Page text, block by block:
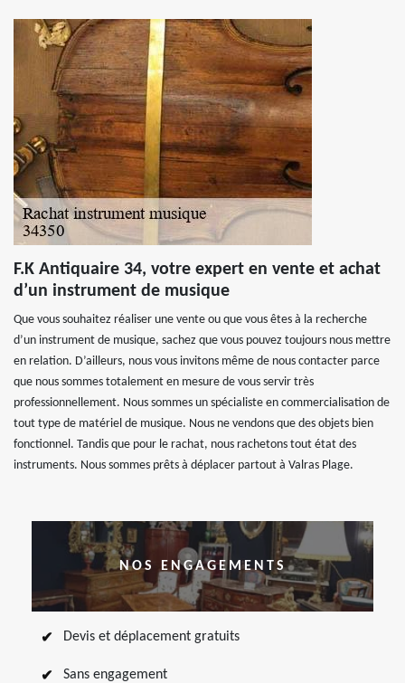
F.K Antiquaire 34, votre expert en vente et achat
d’un instrument de musique
Que vous souhaitez réaliser une vente ou que vous êtes à la recherche
d’un instrument de musique, sachez que vous pouvez toujours nous mettre
en relation. D’ailleurs, nous vous invitons même de nous contacter parce
que nous sommes totalement en mesure de vous servir très
professionnellement. Nous sommes un spécialiste en commercialisation de
tout type de matériel de musique. Nous ne vendons que des objets bien
fonctionnel. Tandis que pour le rachat, nous rachetons tout état des
instruments. Nous sommes prêts à déplacer partout à Valras Plage.
NOS ENGAGEMENTS
Devis et déplacement gratuits
Sans engagement